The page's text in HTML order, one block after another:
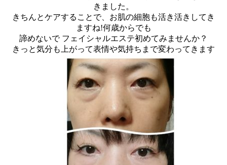
きました。
きちんとケアすることで、お肌の細胞も活き活きしてき
ますね!何歳からでも
諦めないで フェイシャルエステ初めてみませんか？
きっと気分も上がって表情や気持ちまで変わってきます